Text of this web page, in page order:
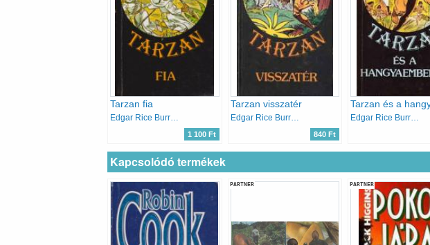
Tarzan fia
Edgar Rice Burroughs
1 100 Ft
Tarzan visszatér
Edgar Rice Burroughs
840 Ft
Edgar Rice Burroughs
Kapcsolódó termékek
PARTNER PARTNER